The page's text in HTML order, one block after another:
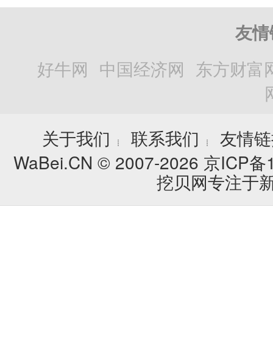
友
好牛网 中国经济网 东方财富
关于我们
┊ 联系我们 ┊
友情
WaBei.CN © 2007-2026 京ICP
挖贝网专注于